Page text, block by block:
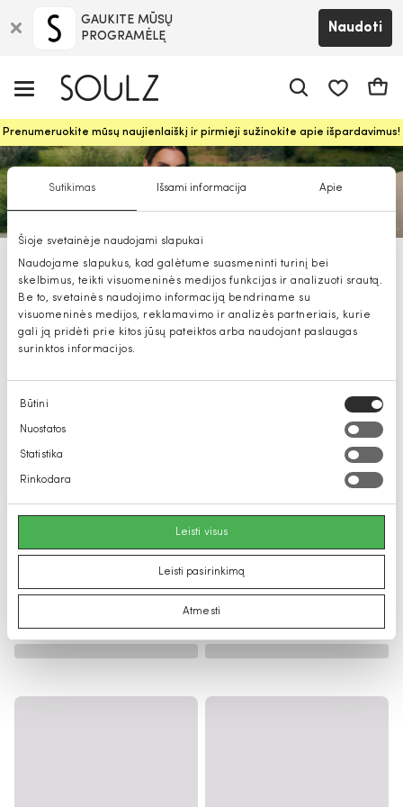
Sutikimas Išsami informacija Apie
Šioje svetainėje naudojami slapukai
Naudojame slapukus, kad galėtume suasmeninti turinį bei
skelbimus, teikti visuomeninės medijos funkcijas ir analizuoti srautą.
Be to, svetainės naudojimo informaciją bendriname su
visuomeninės medijos, reklamavimo ir analizės partneriais, kurie
gali ją pridėti prie kitos jūsų pateiktos arba naudojant paslaugas
surinktos informacijos.
Sutikimo
pasirinkimas
Būtini
Nuostatos
Statistika
Rinkodara
Leisti visus
Leisti pasirinkimą
Atmesti
GAUKITE MŪSŲ
PROGRAMĖLĘ
Naudoti
Prenumeruokite mūsų naujienlaiškį ir pirmieji sužinokite apie išpardavimus!
Someday drabužiai, avalynė,
aksesuarai moterims